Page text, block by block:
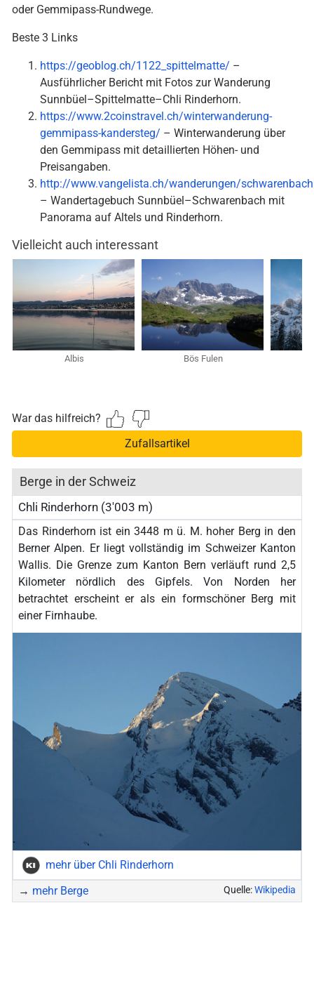
oder Gemmipass-Rundwege.
Beste 3 Links
https://geoblog.ch/1122_spittelmatte/ –
Ausführlicher Bericht mit Fotos zur Wanderung
Sunnbüel–Spittelmatte–Chli Rinderhorn.
https://www.2coinstravel.ch/winterwanderung-
gemmipass-kandersteg/ – Winterwanderung über
den Gemmipass mit detaillierten Höhen- und
Preisangaben.
http://www.vangelista.ch/wanderungen/
– Wandertagebuch Sunnbüel–Schwarenbach mit
Panorama auf Altels und Rinderhorn.
Vielleicht auch interessant
Albis Bös Fulen
War das hilfreich?
Zufallsartikel
Berge in der Schweiz
Chli Rinderhorn (3'003 m)
Das Rinderhorn ist ein 3448 m ü. M. hoher Berg in den
Berner Alpen. Er liegt vollständig im Schweizer Kanton
Wallis. Die Grenze zum Kanton Bern verläuft rund 2,5
Kilometer nördlich des Gipfels. Von Norden her
betrachtet erscheint er als ein formschöner Berg mit
einer Firnhaube.
mehr über Chli Rinderhorn
→ mehr Berge Quelle:Wikipedia